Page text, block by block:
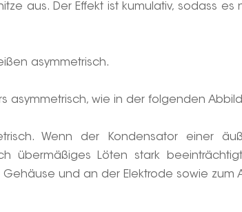
aus. Der Effekt ist kumulativ, sodass
asymmetrisch.
asymmetrisch, wie in der folgenden
Wenn der Kondensator einer
übermäßiges Löten stark
und an der Elektrode sowie zum